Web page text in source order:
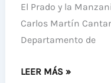
El Prado y la
Carlos Martín
Departamento de
DETECTADA
LEER MÁS »